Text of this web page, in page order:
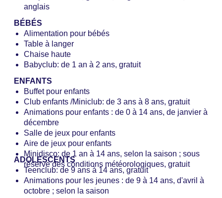
Restaurant « Bootshus » : cuisine : internationale,
typique du pays, régionale ; plats sans gluten : sur
demande et sur réservation, plats sans lactose, plats
végétariens : sur demande et sur réservation, plats
végétaliens : demande et réservation obligatoires, à
la carte, réservation obligatoire, payant, selon la
terrasse, chaise haute pour enfants
anglais
BÉBÉS
Alimentation pour bébés
Table à langer
Chaise haute
Babyclub: de 1 an à 2 ans, gratuit
ENFANTS
Buffet pour enfants
Club enfants /Miniclub: de 3 ans à 8 ans, gratuit
Animations pour enfants : de 0 à 14 ans, de janvier à
décembre
Salle de jeux pour enfants
Aire de jeux pour enfants
Minidisco: de 1 an à 14 ans, selon la saison ; sous
réserve des conditions météorologiques, gratuit
ADOLESCENTS
Teenclub: de 9 ans à 14 ans, gratuit
Animations pour les jeunes : de 9 à 14 ans, d'avril à
octobre ; selon la saison